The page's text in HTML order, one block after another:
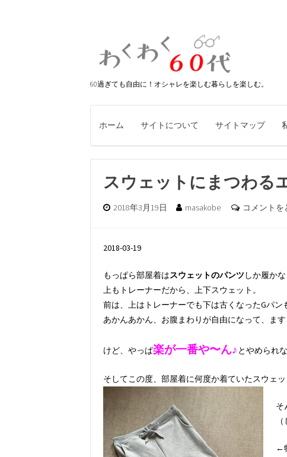
60過ぎても自由に！オシャレを楽しむ暮らしを楽しむ。
ホーム サイトについて サイトマップ
スウェットにまつわる
2018年3月19日 masakobe コメントを
2018-03-19
もっぱら部屋着はスウェットのパンツ しか履か
上もトレーナーだから、上下スウェット。
前は、上はトレーナーでも下は古くなったGパン
あかんあかん、お腹まわりが自由になって、ま
けど、やっぱ楽が一番や〜ん♪ とやめられ
そしてこの度、部屋着に何度か着ていたスウェ
そ
←